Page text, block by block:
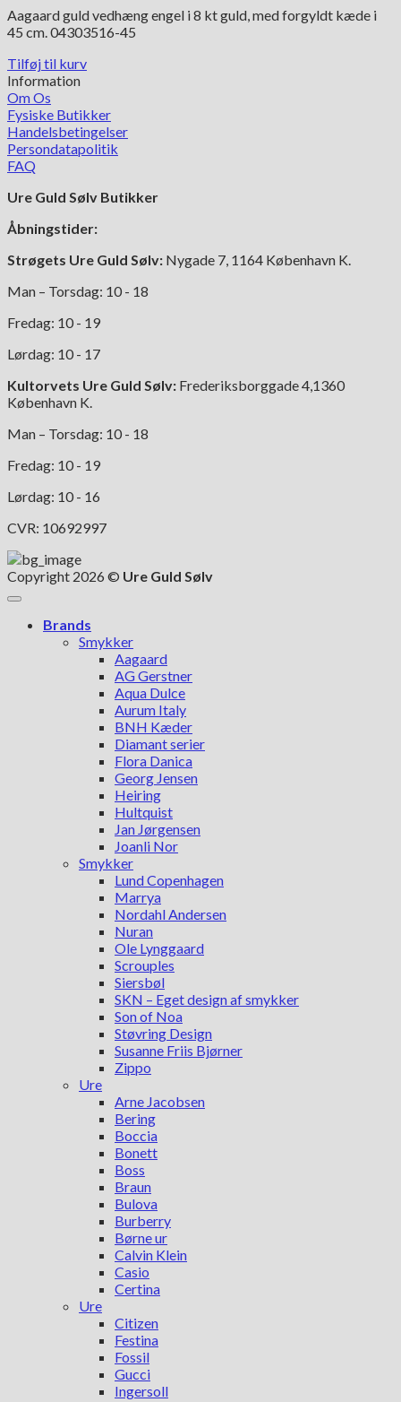
Aagaard guld vedhæng engel i 8 kt guld, med forgyldt kæde i
45 cm. 04303516-45
Tilføj til kurv
Information
Om Os
Fysiske Butikker
Handelsbetingelser
Persondatapolitik
FAQ
Ure Guld Sølv Butikker
Åbningstider:
Strøgets Ure Guld Sølv: Nygade 7, 1164 København K.
Man – Torsdag: 10 - 18
Fredag: 10 - 19
Lørdag: 10 - 17
Kultorvets Ure Guld Sølv: Frederiksborggade 4,1360
København K.
Man – Torsdag: 10 - 18
Fredag: 10 - 19
Lørdag: 10 - 16
CVR: 10692997
Copyright 2026 © Ure Guld Sølv
Brands
Smykker
Aagaard
AG Gerstner
Aqua Dulce
Aurum Italy
BNH Kæder
Diamant serier
Flora Danica
Georg Jensen
Heiring
Hultquist
Jan Jørgensen
Joanli Nor
Smykker
Lund Copenhagen
Marrya
Nordahl Andersen
Nuran
Ole Lynggaard
Scrouples
Siersbøl
SKN – Eget design af smykker
Son of Noa
Støvring Design
Susanne Friis Bjørner
Zippo
Ure
Arne Jacobsen
Bering
Boccia
Bonett
Boss
Braun
Bulova
Burberry
Børne ur
Calvin Klein
Casio
Certina
Ure
Citizen
Festina
Fossil
Gucci
Ingersoll